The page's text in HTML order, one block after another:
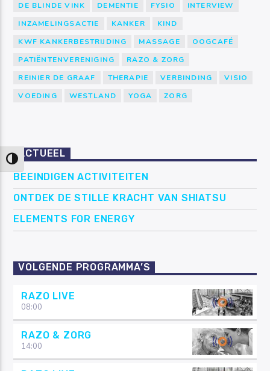
Keuze voor hoog contrast
DE BLINDE VINK
DEMENTIE FYSIO
INTERVIEW
INZAMELINGSACTIE
KANKER
KIND
KWF KANKERBESTRIJDING
MASSAGE
OOGCAFÉ
PATIËNTENVERENIGING
RAZO & ZORG
REINIER DE GRAAF
THERAPIE VERBINDING
VISIO
VOEDING
WESTLAND YOGA ZORG
ACTUEEL
BEEINDIGEN ACTIVITEITEN
ONTDEK DE STILLE KRACHT VAN SHIATSU
ELEMENTS FOR ENERGY
VOLGENDE PROGRAMMA’S
RAZO LIVE
08:00
RAZO & ZORG
14:00